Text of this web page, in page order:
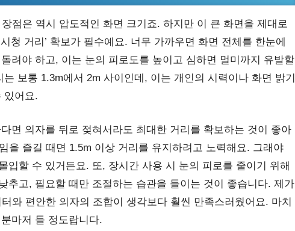
점은 역시 압도적인 화면 크기죠. 하지만 이 큰 화면을 제대로
청 거리’ 확보가 필수예요. 너무 가까우면 화면 전체를 한눈에
려야 하고, 이는 눈의 피로도를 높이고 심하면 멀미까지 유발할
보통 1.3m에서 2m 사이인데, 이는 개인의 시력이나 화면 밝기
있어요.
면 의자를 뒤로 젖혀서라도 최대한 거리를 확보하는 것이 좋아
을 즐길 때면 1.5m 이상 거리를 유지하려고 노력해요. 그래야
입할 수 있거든요. 또, 장시간 사용 시 눈의 피로를 줄이기 위해
추고, 필요할 때만 조절하는 습관을 들이는 것이 좋습니다. 제가
와 편안한 의자의 조합이 생각보다 훨씬 만족스러웠어요. 마치
마저 들 정도랍니다.